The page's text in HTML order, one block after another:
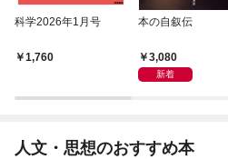
科学2026年1月号
1,760
本の自叙伝
3,080
新着
人文・思想のおすすめ本